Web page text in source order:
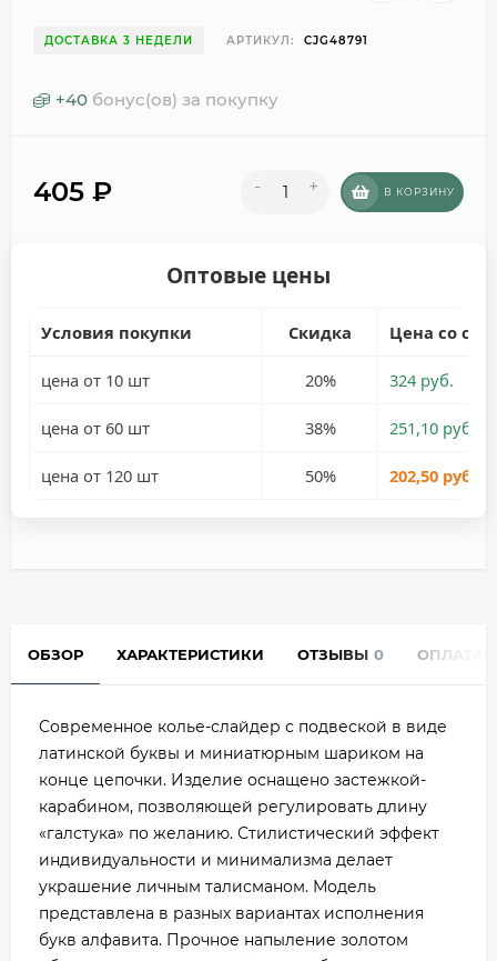
ДОСТАВКА 3 НЕДЕЛИ АРТИКУЛ: CJG48791
+40 бонус(ов) за покупку
405 ₽ - + В КОРЗИНУ
Оптовые цены
Условия покупки Скидка Цена со
цена от 10 шт 20% 324 руб.
цена от 60 шт 38% 251,10 руб.
цена от 120 шт 50% 202,50 руб.
ОБЗОР ХАРАКТЕРИСТИКИ ОТЗЫВЫ 0 ОПЛАТА
Современное колье-слайдер с подвеской в виде
латинской буквы и миниатюрным шариком на
конце цепочки. Изделие оснащено застежкой-
карабином, позволяющей регулировать длину
«галстука» по желанию. Стилистический эффект
индивидуальности и минимализма делает
украшение личным талисманом. Модель
представлена в разных вариантах исполнения
букв алфавита. Прочное напыление золотом